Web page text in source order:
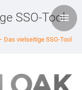
SSO-Tool
Das vielseitige SSO-Tool